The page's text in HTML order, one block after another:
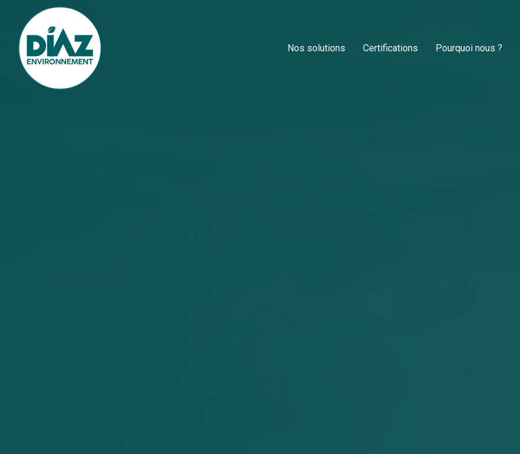
Nos solutions Certifications Pourquoi nous ?